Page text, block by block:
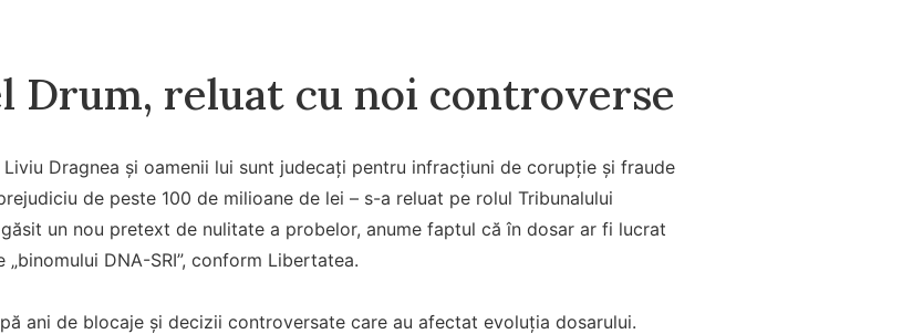
Drum, reluat cu noi controverse
Liviu Dragnea și oamenii lui sunt judecați pentru infracțiuni de corupție și fraude
de peste 100 de milioane de lei – s-a reluat pe rolul Tribunalului
un nou pretext de nulitate a probelor, anume faptul că în dosar ar fi lucrat
„binomului DNA-SRI”, conform Libertatea.
ani de blocaje și decizii controversate care au afectat evoluția dosarului.